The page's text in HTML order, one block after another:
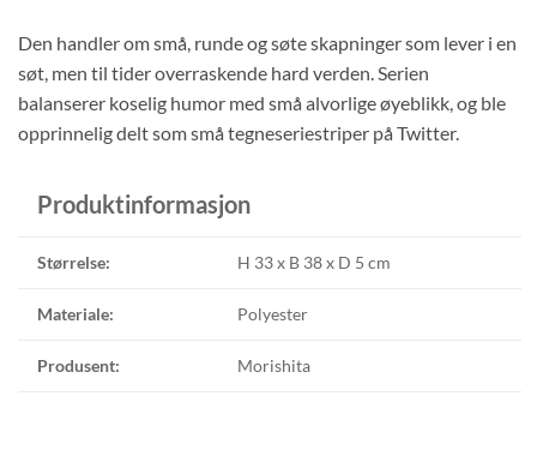
Den handler om små, runde og søte skapninger som lever i en
søt, men til tider overraskende hard verden. Serien
balanserer koselig humor med små alvorlige øyeblikk, og ble
opprinnelig delt som små tegneseriestriper på Twitter.
Produktinformasjon
Størrelse: H 33 x B 38 x D 5 cm
Materiale: Polyester
Produsent: Morishita